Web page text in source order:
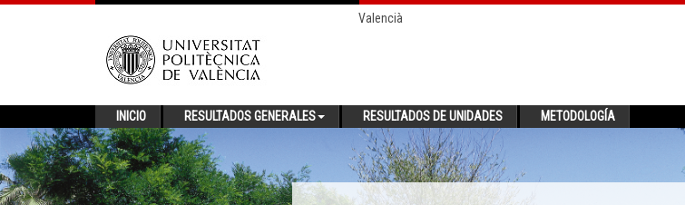
Valencià
INICIO RESULTADOS GENERALES RESULTADOS DE UNIDADES METODOLOGÍA